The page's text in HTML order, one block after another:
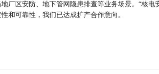
厂区安防、地下管网隐患排查等业务场景。“核电
和可靠性，我们已达成扩产合作意向。